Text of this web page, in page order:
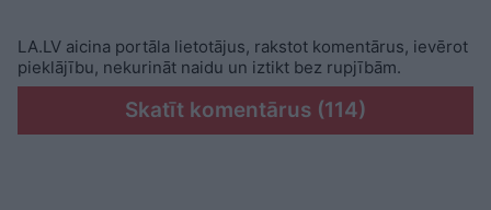
LA.LV aicina portāla lietotājus, rakstot komentārus, ievērot
pieklājību, nekurināt naidu un iztikt bez rupjībām.
Skatīt komentārus (114)